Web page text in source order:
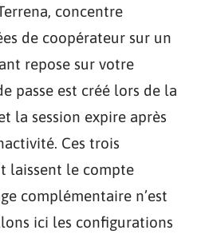
concentre
de coopérateur sur un
repose sur votre
passe est créé lors de la
la session expire après
Ces trois
laissent le compte
complémentaire n’est
ici les configurations